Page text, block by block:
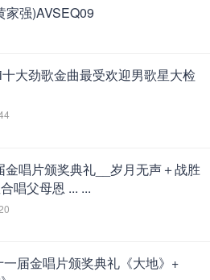
家强)AVSEQ09
大劲歌金曲最受欢迎男歌星大检
金唱片颁奖典礼__岁月无声＋战胜
唱父母恩 ... ...
届金唱片颁奖典礼《大地》+